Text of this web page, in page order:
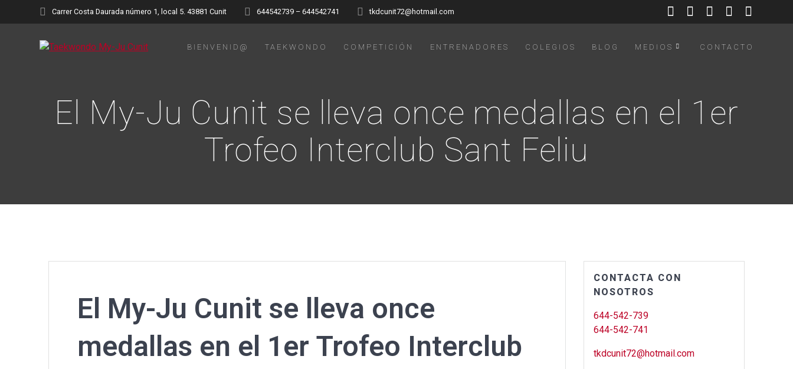
Carrer Costa Daurada número 1, local 5. 43881 Cunit 644542739 – 644542741 tkdcunit72@hotmail.com
BIENVENID@ TAEKWONDO COMPETICIÓN ENTRENADORES COLEGIOS BLOG MEDIOS CONTACTO
El My-Ju Cunit se lleva once medallas en el 1er
Trofeo Interclub Sant Feliu
El My-Ju Cunit se lleva once
medallas en el 1er Trofeo Interclub
CONTACTA CON
NOSOTROS
644-542-739
644-542-741
tkdcunit72@hotmail.com